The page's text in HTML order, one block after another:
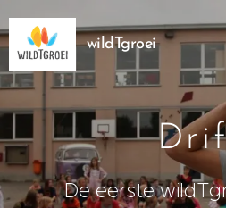
wildTgroei
De eerste